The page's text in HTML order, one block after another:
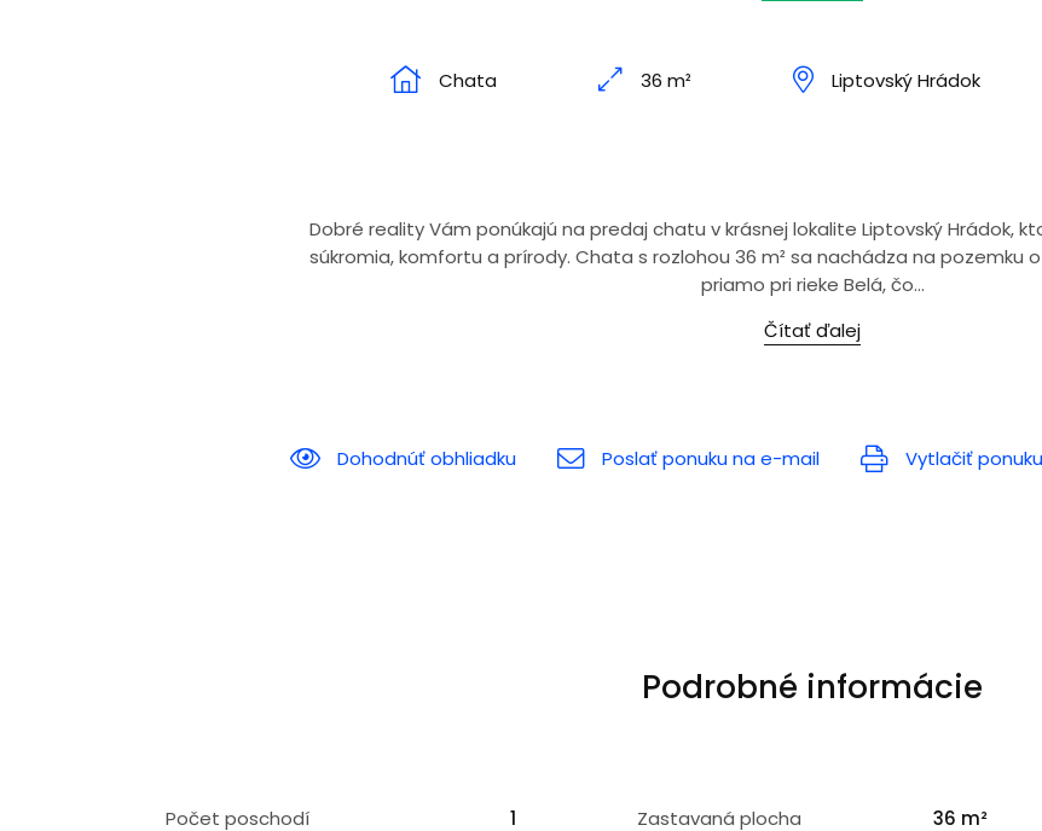
Chata 36 m² Liptovský Hrádok
Dobré reality Vám ponúkajú na predaj chatu v krásnej lokalite Liptovský Hrádok,
súkromia, komfortu a prírody. Chata s rozlohou 36 m² sa nachádza na pozemku
priamo pri rieke Belá, čo...
Čítať ďalej
Dohodnúť obhliadku Poslať ponuku na e-mail Vytlačiť ponuku
Podrobné informácie
Počet poschodí 1 Zastavaná plocha 36 m²